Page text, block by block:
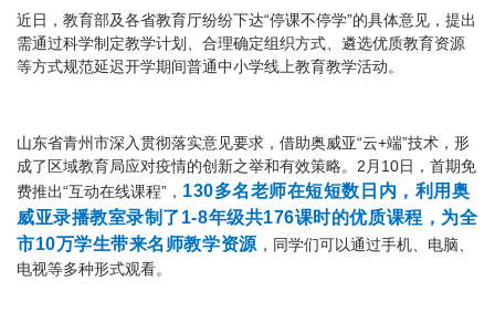
近日，教育部及各省教育厅纷纷下达“停课不停学”的具体意见，提出
需通过科学制定教学计划、合理确定组织方式、遴选优质教育资源
等方式规范延迟开学期间普通中小学线上教育教学活动。
山东省青州市深入贯彻落实意见要求，借助奥威亚“云+端”技术，形
成了区域教育局应对疫情的创新之举和有效策略。2月10日，首期免
费推出“互动在线课程”， 130多名老师在短短数日内，利用奥
威亚录播教室录制了1-8年级共176课时的优质课程，为全
市10万学生带来名师教学资源 ，同学们可以通过手机、电脑、
电视等多种形式观看。